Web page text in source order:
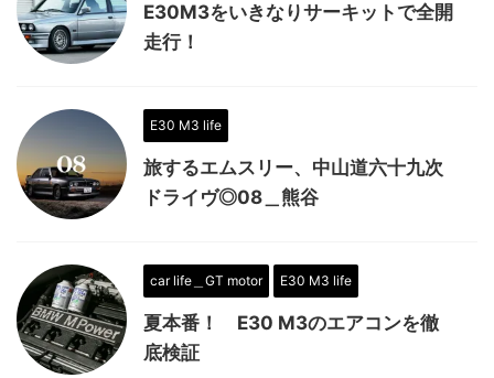
E30M3をいきなりサーキットで全開
走行！
E30 M3 life
旅するエムスリー、中山道六十九次
ドライヴ◎08＿熊谷
car life＿GT motor E30 M3 life
夏本番！ E30 M3のエアコンを徹
底検証